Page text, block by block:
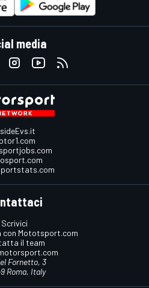
media
Scrivici
con Mototsport.com
il team
Fornetto, 3
Roma, Italy